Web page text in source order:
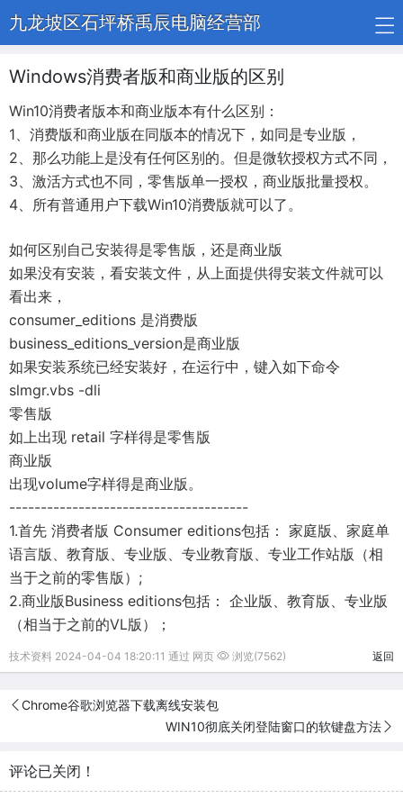
九龙坡区石坪桥禹辰电脑经营部
Windows消费者版和商业版的区别
Win10消费者版本和商业版本有什么区别：
1、消费版和商业版在同版本的情况下，如同是专业版，
2、那么功能上是没有任何区别的。但是微软授权方式不同，
3、激活方式也不同，零售版单一授权，商业版批量授权。
4、所有普通用户下载Win10消费版就可以了。
如何区别自己安装得是零售版，还是商业版
如果没有安装，看安装文件，从上面提供得安装文件就可以
看出来，
consumer_editions 是消费版
business_editions_version是商业版
如果安装系统已经安装好，在运行中，键入如下命令
slmgr.vbs -dli
零售版
如上出现 retail 字样得是零售版
商业版
出现volume字样得是商业版。
--------------------------------------
1.首先 消费者版 Consumer editions包括： 家庭版、家庭单
语言版、教育版、专业版、专业教育版、专业工作站版（相
当于之前的零售版）;
2.商业版Business editions包括： 企业版、教育版、专业版
（相当于之前的VL版）；
技术资料 2024-04-04 18:20:11 通过 网页 浏览(7562) 返回
Chrome谷歌浏览器下载离线安装包
WIN10彻底关闭登陆窗口的软键盘方法
评论已关闭！